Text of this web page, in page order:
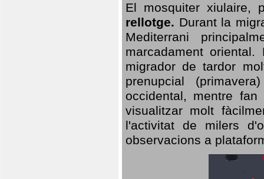
El mosquiter xiulaire,
rellotge. Durant la
Mediterrani
marcadament
migrador de tardor
prenupcial
occidental, mentre
visualitzar molt
l'activitat de milers
observacions a